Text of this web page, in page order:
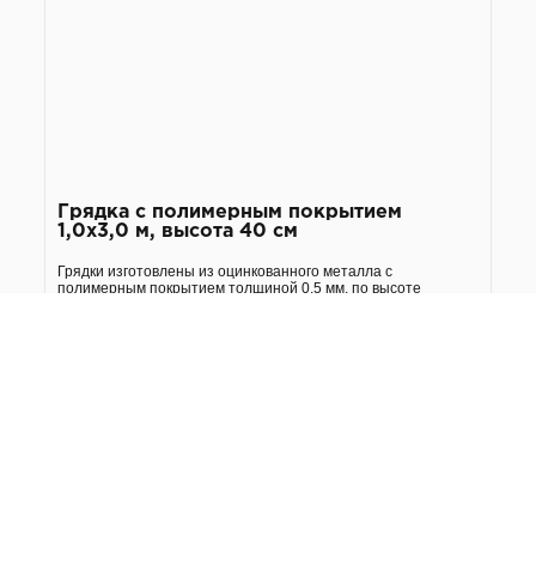
Грядка с полимерным покрытием
1,0х3,0 м, высота 40 см
Грядки изготовлены из оцинкованного металла с
полимерным покрытием толщиной 0,5 мм, по высоте